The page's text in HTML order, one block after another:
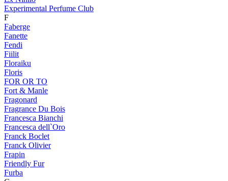
Experimental Perfume Club
F
Faberge
Fanette
Fendi
Fiilit
Floraiku
Floris
FOR OR TO
Fort & Manle
Fragonard
Fragrance Du Bois
Francesca Bianchi
Francesca dell`Oro
Franck Boclet
Franck Olivier
Frapin
Friendly Fur
Furba